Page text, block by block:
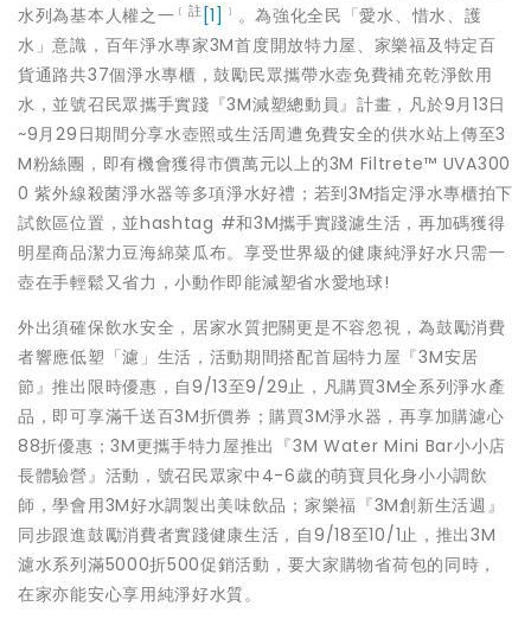
水列為基本人權之一 ﹝註 [1] ﹞ 。為強化全民「愛水、惜水、護
水」意識，百年淨水專家3M首度開放特力屋、家樂福及特定百
貨通路共37個淨水專櫃，鼓勵民眾攜帶水壺免費補充乾淨飲用
水，並號召民眾攜手實踐『3M減塑總動員』計畫，凡於9月13日
~9月29日期間分享水壺照或生活周遭免費安全的供水站上傳至3
M粉絲團， 即有機會獲得市價萬元以上的3M Filtrete™ UVA300
0 紫外線殺菌淨水器等多項淨水好禮；若到3M指定淨水專櫃拍下
試飲區位置，並hashtag #和3M攜手實踐濾生活，再加碼獲得
明星商品潔力豆海綿菜瓜布。享受世界級的健康純淨好水只需一
壺在手輕鬆又省力，小動作即能減塑省水愛地球!
外出須確保飲水安全，居家水質把關更是不容忽視，為鼓勵消費
者響應低塑「濾」生活，活動期間搭配首屆特力屋『3M安居
節』推出限時優惠，自9/13至9/29止，凡購買3M全系列淨水產
品，即可享滿千送百3M折價券；購買3M淨水器，再享加購濾心
88折優惠；3M更攜手特力屋推出『3M Water Mini Bar小小店
長體驗營』活動，號召民眾家中4-6歲的萌寶貝化身小小調飲
師，學會用3M好水調製出美味飲品；家樂福『3M創新生活週』
同步跟進鼓勵消費者實踐健康生活，自9/18至10/1止 ，推出3M
濾水系列滿5000折500促銷活動， 要大家購物省荷包的同時，
在家亦能安心享用純淨好水質。